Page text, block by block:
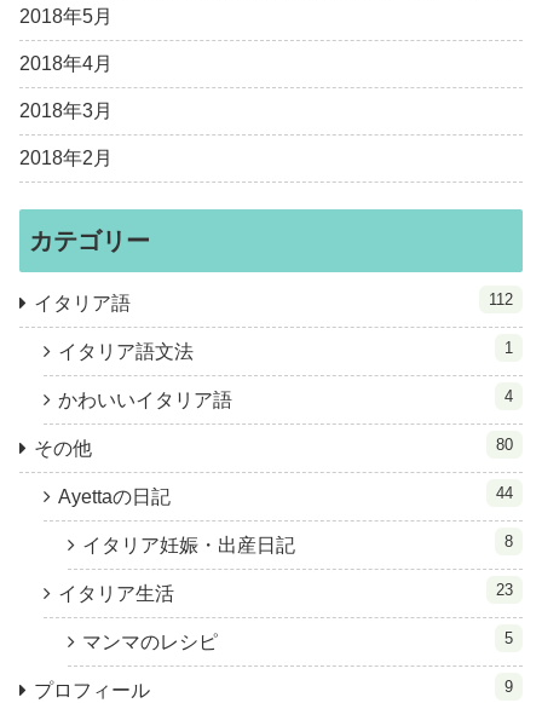
2018年5月
2018年4月
2018年3月
2018年2月
カテゴリー
イタリア語 112
イタリア語文法 1
かわいいイタリア語 4
その他 80
Ayettaの日記 44
イタリア妊娠・出産日記 8
イタリア生活 23
マンマのレシピ 5
プロフィール 9